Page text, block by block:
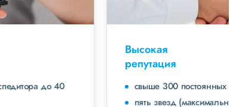
свыше 300 постоянных клиентов
пять звезд (максимальная оценка) в рейтинге